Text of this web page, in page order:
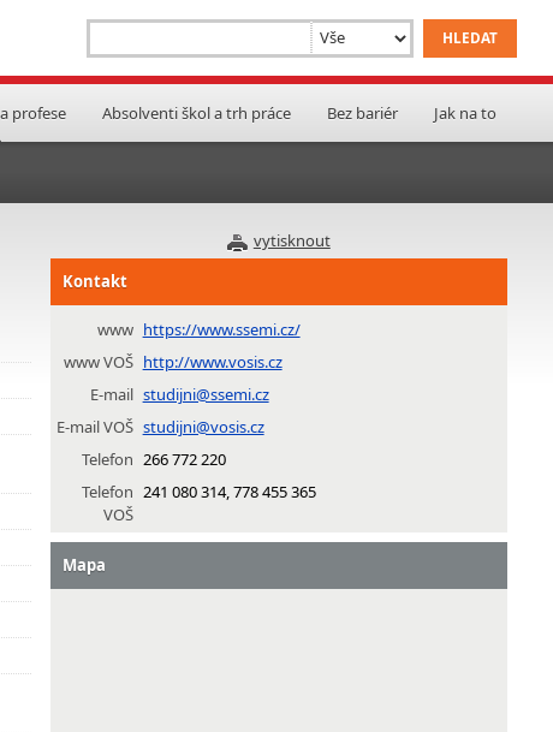
profese Absolventi škol a trh práce Bez bariér Jak na to
vytisknout
Kontakt
www https://www.ssemi.cz/
www VOŠ http://www.vosis.cz
E-mail studijni@ssemi.cz
E-mail VOŠ studijni@vosis.cz
Telefon 266 772 220
Telefon
VOŠ
241 080 314, 778 455 365
Mapa